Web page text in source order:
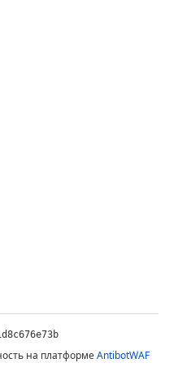
на платформеAntibotWAF